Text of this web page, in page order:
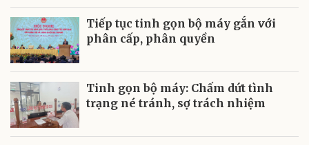
Tiếp tục tinh gọn bộ máy gắn với
phân cấp, phân quyền
Tinh gọn bộ máy: Chấm dứt tình
trạng né tránh, sợ trách nhiệm